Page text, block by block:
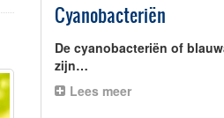
Cyanobacteriën
De cyanobacteriën of
zijn…
Lees meer